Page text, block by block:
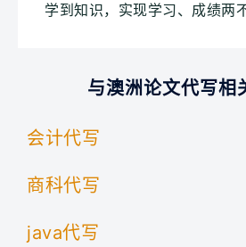
学到知识，实现学习、成绩两
与澳洲论文代写相
会计代写
商科代写
java代写